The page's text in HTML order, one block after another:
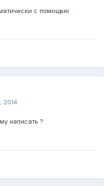
с помощью
2014
написать ?